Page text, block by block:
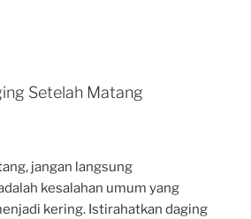
Setelah Matang
jangan langsung
kesalahan umum yang
kering. Istirahatkan daging